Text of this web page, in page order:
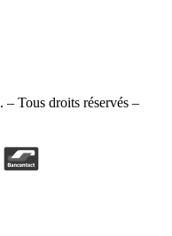
. – Tous droits réservés –